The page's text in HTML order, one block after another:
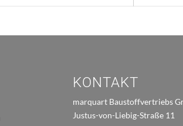
KONTAKT
marquart Baustoffvertriebs
Justus-von-Liebig-Straße 11